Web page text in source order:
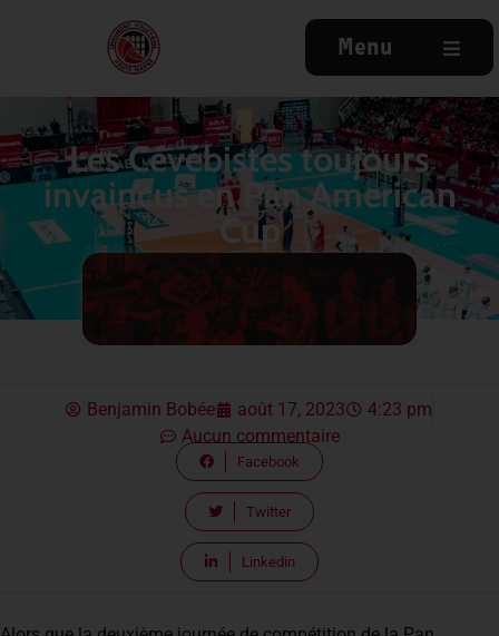
Menu
Les Cévébistes toujours
invaincus en Pan American
Cup
Benjamin Bobée août 17, 2023
4:23 pm
Aucun commentaire
Facebook
Twitter
Linkedin